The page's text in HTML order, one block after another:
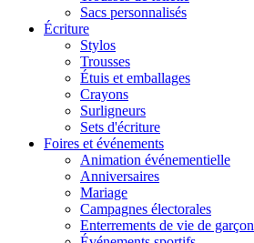
Sacs personnalisés
Écriture
Stylos
Trousses
Étuis et emballages
Crayons
Surligneurs
Sets d'écriture
Foires et événements
Animation événementielle
Anniversaires
Mariage
Campagnes électorales
Enterrements de vie de garçon